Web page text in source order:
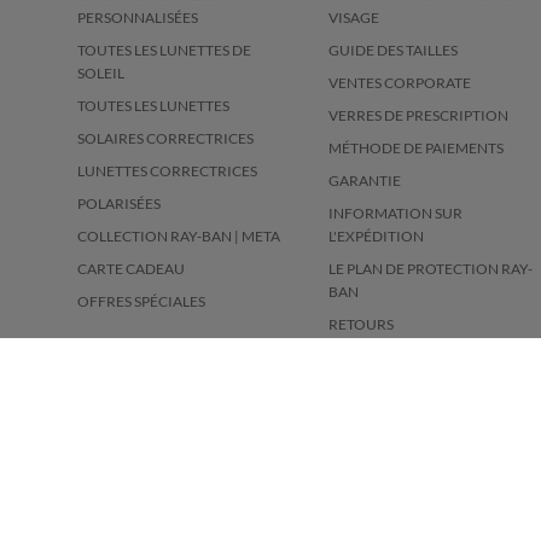
PERSONNALISÉES
TOUTES LES LUNETTES DE
SOLEIL
TOUTES LES LUNETTES
SOLAIRES CORRECTRICES
LUNETTES CORRECTRICES
POLARISÉES
COLLECTION RAY-BAN | META
CARTE CADEAU
OFFRES SPÉCIALES
VISAGE
GUIDE DES TAILLES
VENTES CORPORATE
VERRES DE PRESCRIPTION
MÉTHODE DE PAIEMENTS
GARANTIE
INFORMATION SUR
L'EXPÉDITION
LE PLAN DE PROTECTION RAY-
BAN
RETOURS